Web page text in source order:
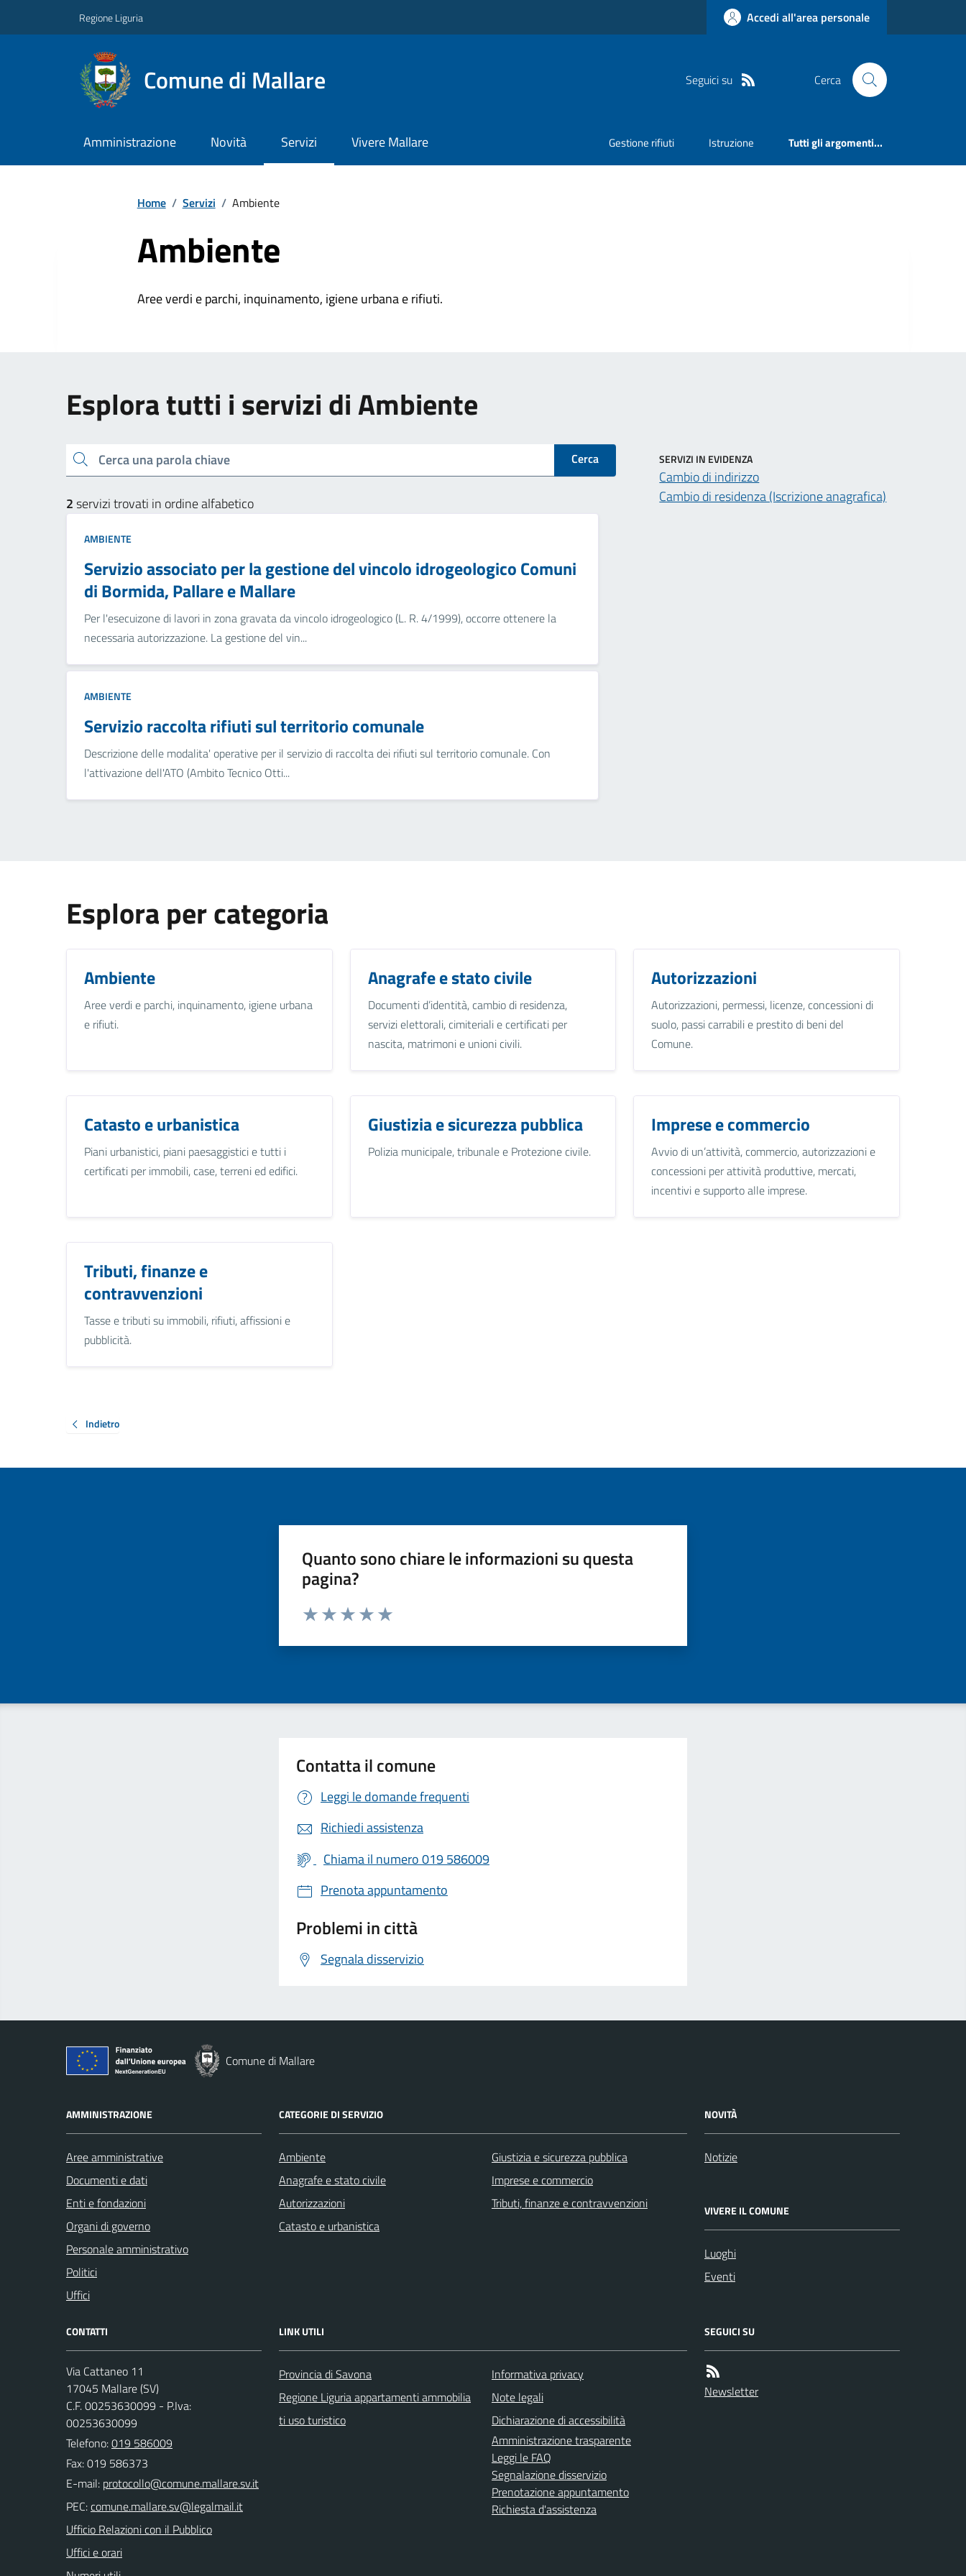
Regione Liguria Accedi all'area personale
Comune di Mallare Seguici su Cerca
Amministrazione Novità Servizi Vivere Mallare Gestione rifiuti Istruzione Tutti gli argomenti...
Home / Servizi / Ambiente
Ambiente
Aree verdi e parchi, inquinamento, igiene urbana e rifiuti.
Esplora tutti i servizi di Ambiente
Cerca una parola chiave Cerca
2servizi trovati in ordine alfabetico
AMBIENTE
Servizio associato per la gestione del vincolo idrogeologico Comuni
di Bormida, Pallare e Mallare
Per l'esecuizone di lavori in zona gravata da vincolo idrogeologico (L. R. 4/1999), occorre ottenere la
necessaria autorizzazione. La gestione del vin...
AMBIENTE
Servizio raccolta rifiuti sul territorio comunale
Descrizione delle modalita' operative per il servizio di raccolta dei rifiuti sul territorio comunale. Con
l'attivazione dell'ATO (Ambito Tecnico Otti...
SERVIZI IN EVIDENZA
Cambio di indirizzo
Cambio di residenza (Iscrizione anagrafica)
Esplora per categoria
Ambiente
Aree verdi e parchi, inquinamento, igiene urbana
e rifiuti.
Anagrafe e stato civile
Documenti d’identità, cambio di residenza,
servizi elettorali, cimiteriali e certificati per
nascita, matrimoni e unioni civili.
Autorizzazioni
Autorizzazioni, permessi, licenze, concessioni di
suolo, passi carrabili e prestito di beni del
Comune.
Catasto e urbanistica
Piani urbanistici, piani paesaggistici e tutti i
certificati per immobili, case, terreni ed edifici.
Giustizia e sicurezza pubblica
Polizia municipale, tribunale e Protezione civile.
Imprese e commercio
Avvio di un’attività, commercio, autorizzazioni e
concessioni per attività produttive, mercati,
incentivi e supporto alle imprese.
Tributi, finanze e
contravvenzioni
Tasse e tributi su immobili, rifiuti, affissioni e
pubblicità.
Indietro
Quanto sono chiare le informazioni su questa
pagina?
Valuta da 1 a 5 stelle la pagina
Contatta il comune
Leggi le domande frequenti
Richiedi assistenza
Chiama il numero 019 586009
Prenota appuntamento
Problemi in città
Segnala disservizio
Comune di Mallare
AMMINISTRAZIONE
Aree amministrative
Documenti e dati
Enti e fondazioni
Organi di governo
Personale amministrativo
Politici
Uffici
CATEGORIE DI SERVIZIO
Ambiente
Anagrafe e stato civile
Autorizzazioni
Catasto e urbanistica
Giustizia e sicurezza pubblica
Imprese e commercio
Tributi, finanze e contravvenzioni
NOVITÀ
Notizie
VIVERE IL COMUNE
Luoghi
Eventi
CONTATTI
Via Cattaneo 11
17045 Mallare (SV)
C.F. 00253630099 - P.Iva:
00253630099
Telefono:019 586009
Fax: 019 586373
E-mail:
PEC:
Ufficio Relazioni con il Pubblico
Uffici e orari
LINK UTILI
Provincia di Savona
Regione Liguria appartamenti ammobilia
ti uso turistico
Informativa privacy
Note legali
Dichiarazione di accessibilità
Amministrazione trasparente
Leggi le FAQ
Segnalazione disservizio
Prenotazione appuntamento
Richiesta d'assistenza
SEGUICI SU
Newsletter